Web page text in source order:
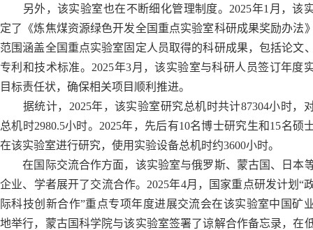
另外，该实验室也在不断细化管理制度。2025年1月，该
定了《炼焦煤资源绿色开发全国重点实验室科研成果奖励办法
范围涵盖全国重点实验室固定人员取得的科研成果，包括论文
专利和技术标准。2025年3月，该实验室与科研人员签订年度
目标责任状，确保相关项目顺利推进。
据统计，2025年，该实验室研究总机时共计87304小时，
总机时2980.5小时。2025年，先后有10名博士研究生和15名硕
在该实验室进行研究，使用实验设备总机时约3600小时。
在国际交流合作方面，该实验室与俄罗斯、蒙古国、日本
企业、学者展开了交流合作。2025年4月，国家重点研发计划“
际科技创新合作”重点专项年度进展交流会在该实验室中国矿
地举行，蒙古国科学院与该实验室签署了谅解合作备忘录，在